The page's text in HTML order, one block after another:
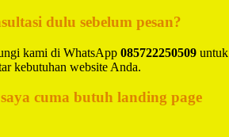
dulu sebelum pesan?
kami di WhatsApp 085722250509 untuk
kebutuhan website Anda.
cuma butuh landing page